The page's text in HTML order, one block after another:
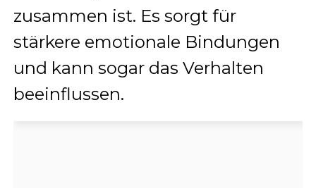
zusammen ist. Es sorgt für
stärkere emotionale Bindungen
und kann sogar das Verhalten
beeinflussen.